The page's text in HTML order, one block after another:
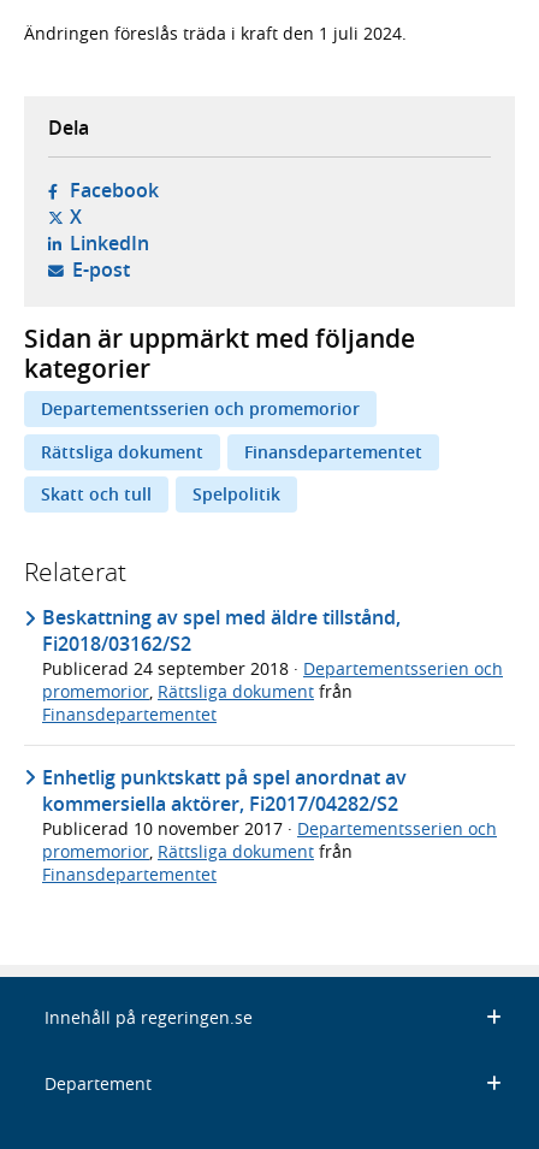
Ändringen föreslås träda i kraft den 1 juli 2024.
Dela
Facebook- öppnas i ny flik, extern webbplats,
X- öppnas i ny flik, extern webbplats,
LinkedIn- öppnas i ny flik, extern webbplats,
E-post- öppnar din e-postklient,
Sidan är uppmärkt med följande
kategorier
Departementsserien och promemorior
Rättsliga dokument
Finansdepartementet
Skatt och tull
Spelpolitik
Relaterat
Beskattning av spel med äldre tillstånd,
Fi2018/03162/S2
Publicerad 24 september 2018 · Departementsserien och
promemorior, Rättsliga dokument från
Finansdepartementet
Enhetlig punktskatt på spel anordnat av
kommersiella aktörer, Fi2017/04282/S2
Publicerad 10 november 2017 · Departementsserien och
promemorior, Rättsliga dokument från
Finansdepartementet
Innehåll på regeringen.se
Departement